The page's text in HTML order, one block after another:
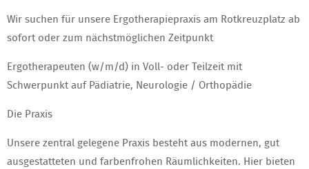
Wir suchen für unsere Ergotherapiepraxis am Rotkreuzplatz ab
sofort oder zum nächstmöglichen Zeitpunkt
Ergotherapeuten (w/m/d) in Voll- oder Teilzeit mit
Schwerpunkt auf Pädiatrie, Neurologie / Orthopädie
Die Praxis
Unsere zentral gelegene Praxis besteht aus modernen, gut
ausgestatteten und farbenfrohen Räumlichkeiten. Hier bieten